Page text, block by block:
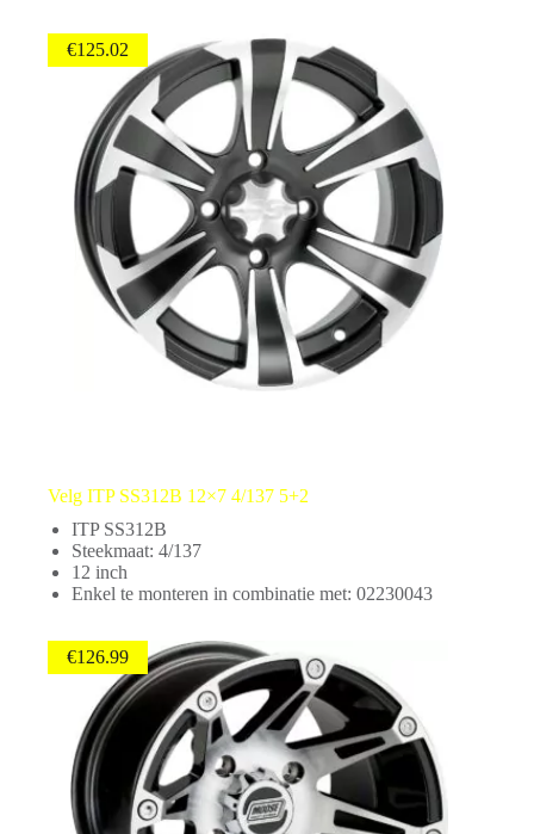
Velg ITP SS312B 12×7 4/137 5+2
€125.02
ITP SS312B
Steekmaat: 4/137
12 inch
Enkel te monteren in combinatie met: 02230043
€126.99